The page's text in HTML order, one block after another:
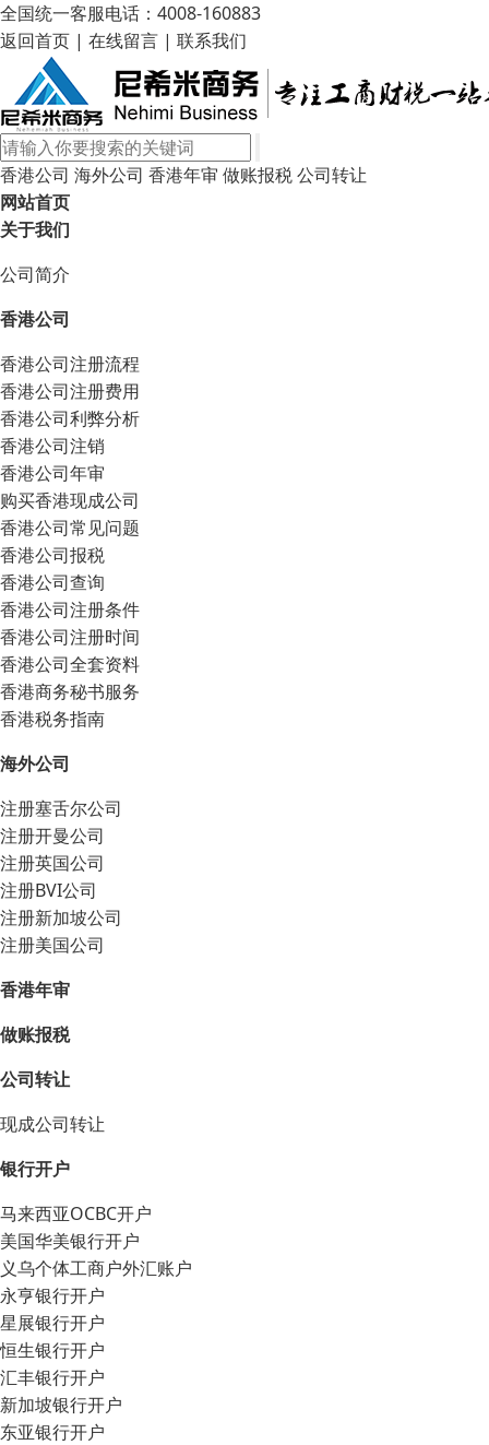
全国统一客服电话：4008-160883
返回首页 | 在线留言 | 联系我们
香港公司 海外公司 香港年审 做账报税公司转让
网站首页
关于我们
公司简介
香港公司
香港公司注册流程
香港公司注册费用
香港公司利弊分析
香港公司注销
香港公司年审
购买香港现成公司
香港公司常见问题
香港公司报税
香港公司查询
香港公司注册条件
香港公司注册时间
香港公司全套资料
香港商务秘书服务
香港税务指南
海外公司
注册塞舌尔公司
注册开曼公司
注册英国公司
注册BVI公司
注册新加坡公司
注册美国公司
香港年审
做账报税
公司转让
现成公司转让
银行开户
马来西亚OCBC开户
美国华美银行开户
义乌个体工商户外汇账户
永亨银行开户
星展银行开户
恒生银行开户
汇丰银行开户
新加坡银行开户
东亚银行开户